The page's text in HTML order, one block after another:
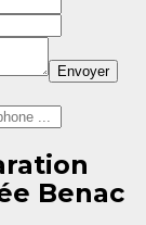
Benac